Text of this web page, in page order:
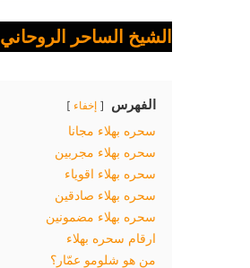
الشيخ الساحر الروحاني
الفهرس إخفاء
سحره بهلاء مجانا
سحره بهلاء مجربين
سحره بهلاء اقوياء
سحره بهلاء صادقين
سحره بهلاء مضمونين
ارقام سحره بهلاء
من هو شلومو عمّار؟